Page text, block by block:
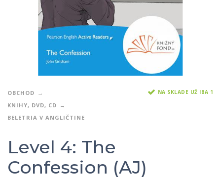
OBCHOD
KNIHY, DVD, CD
BELETRIA V ANGLIČTINE
NA SKLADE UŽ IBA 1
Level 4: The
Confession (AJ)